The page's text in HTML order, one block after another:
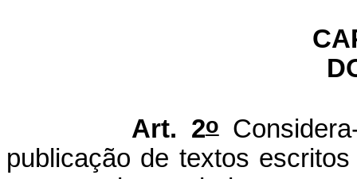
Art. 2o
publicação de textos